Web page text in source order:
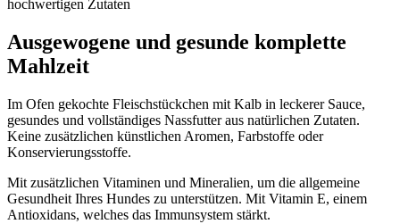
hochwertigen Zutaten
Ausgewogene und gesunde komplette
Mahlzeit
Im Ofen gekochte Fleischstückchen mit Kalb in leckerer Sauce,
gesundes und vollständiges Nassfutter aus natürlichen Zutaten.
Keine zusätzlichen künstlichen Aromen, Farbstoffe oder
Konservierungsstoffe.
Mit zusätzlichen Vitaminen und Mineralien, um die allgemeine
Gesundheit Ihres Hundes zu unterstützen. Mit Vitamin E, einem
Antioxidans, welches das Immunsystem stärkt.